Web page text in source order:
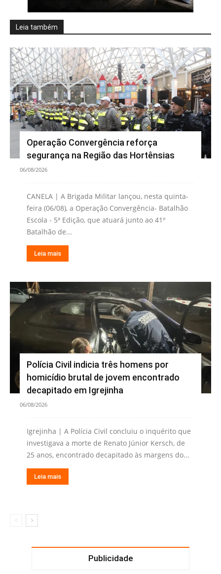
Leia também
Operação Convergência reforça
segurança na Região das Hortênsias
06/08/2026
CANELA | A Brigada Militar lançou, nesta quinta-
feira (06/08), a Operação Convergência- Batalhão
Escola - 5ª Edição, que atuará junto ao 41º
Batalhão de...
Leia mais
Polícia Civil indicia três homens por
homicídio brutal de jovem encontrado
decapitado em Igrejinha
06/08/2026
Igrejinha | A Polícia Civil concluiu o inquérito que
investigava a morte de Renato Júnior Kersch, de
25 anos, encontrado decapitado às margens do...
Leia mais
Publicidade